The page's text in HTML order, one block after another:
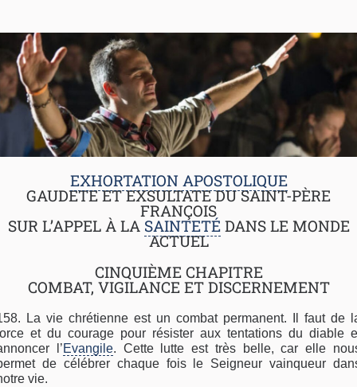
EXHORTATION APOSTOLIQUE
GAUDETE ET EXSULTATE DU SAINT-PÈRE
FRANÇOIS
SUR L’APPEL À LA SAINTETÉDANS LE MONDE
ACTUEL
CINQUIÈME CHAPITRE
COMBAT, VIGILANCE ET DISCERNEMENT
La vie chrétienne est un combat permanent. Il faut de
et du courage pour résister aux tentations du diable
l’Evangile. Cette lutte est très belle, car elle
de célébrer chaque fois le Seigneur vainqueur
vie.